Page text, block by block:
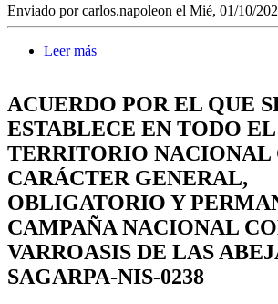
Enviado porcarlos.napoleon el Mié, 01/10/
Leer más
AGROPECUARIO Y SE
FACULTADES EN FAVOR
SAGARPA-NIS-0324
ACUERDO POR EL QUE
ESTABLECE EN TODO EL
TERRITORIO NACIONAL
CARÁCTER GENERAL,
OBLIGATORIO Y
CAMPAÑA NACIONAL
VARROASIS DE LAS
SAGARPA-NIS-0238